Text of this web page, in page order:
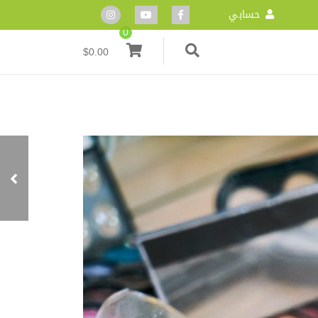
حسابي
0
$0.00
17 تجعلك تعشق شجرة
المورينجا